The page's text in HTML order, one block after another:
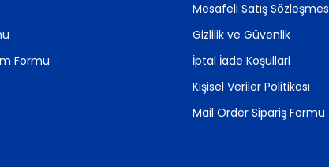
Formu
Mesafeli Satış
Gizlilik ve Güvenlik
İptal İade Koşullari
Kişisel Veriler Politikası
Mail Order Sipariş Formu